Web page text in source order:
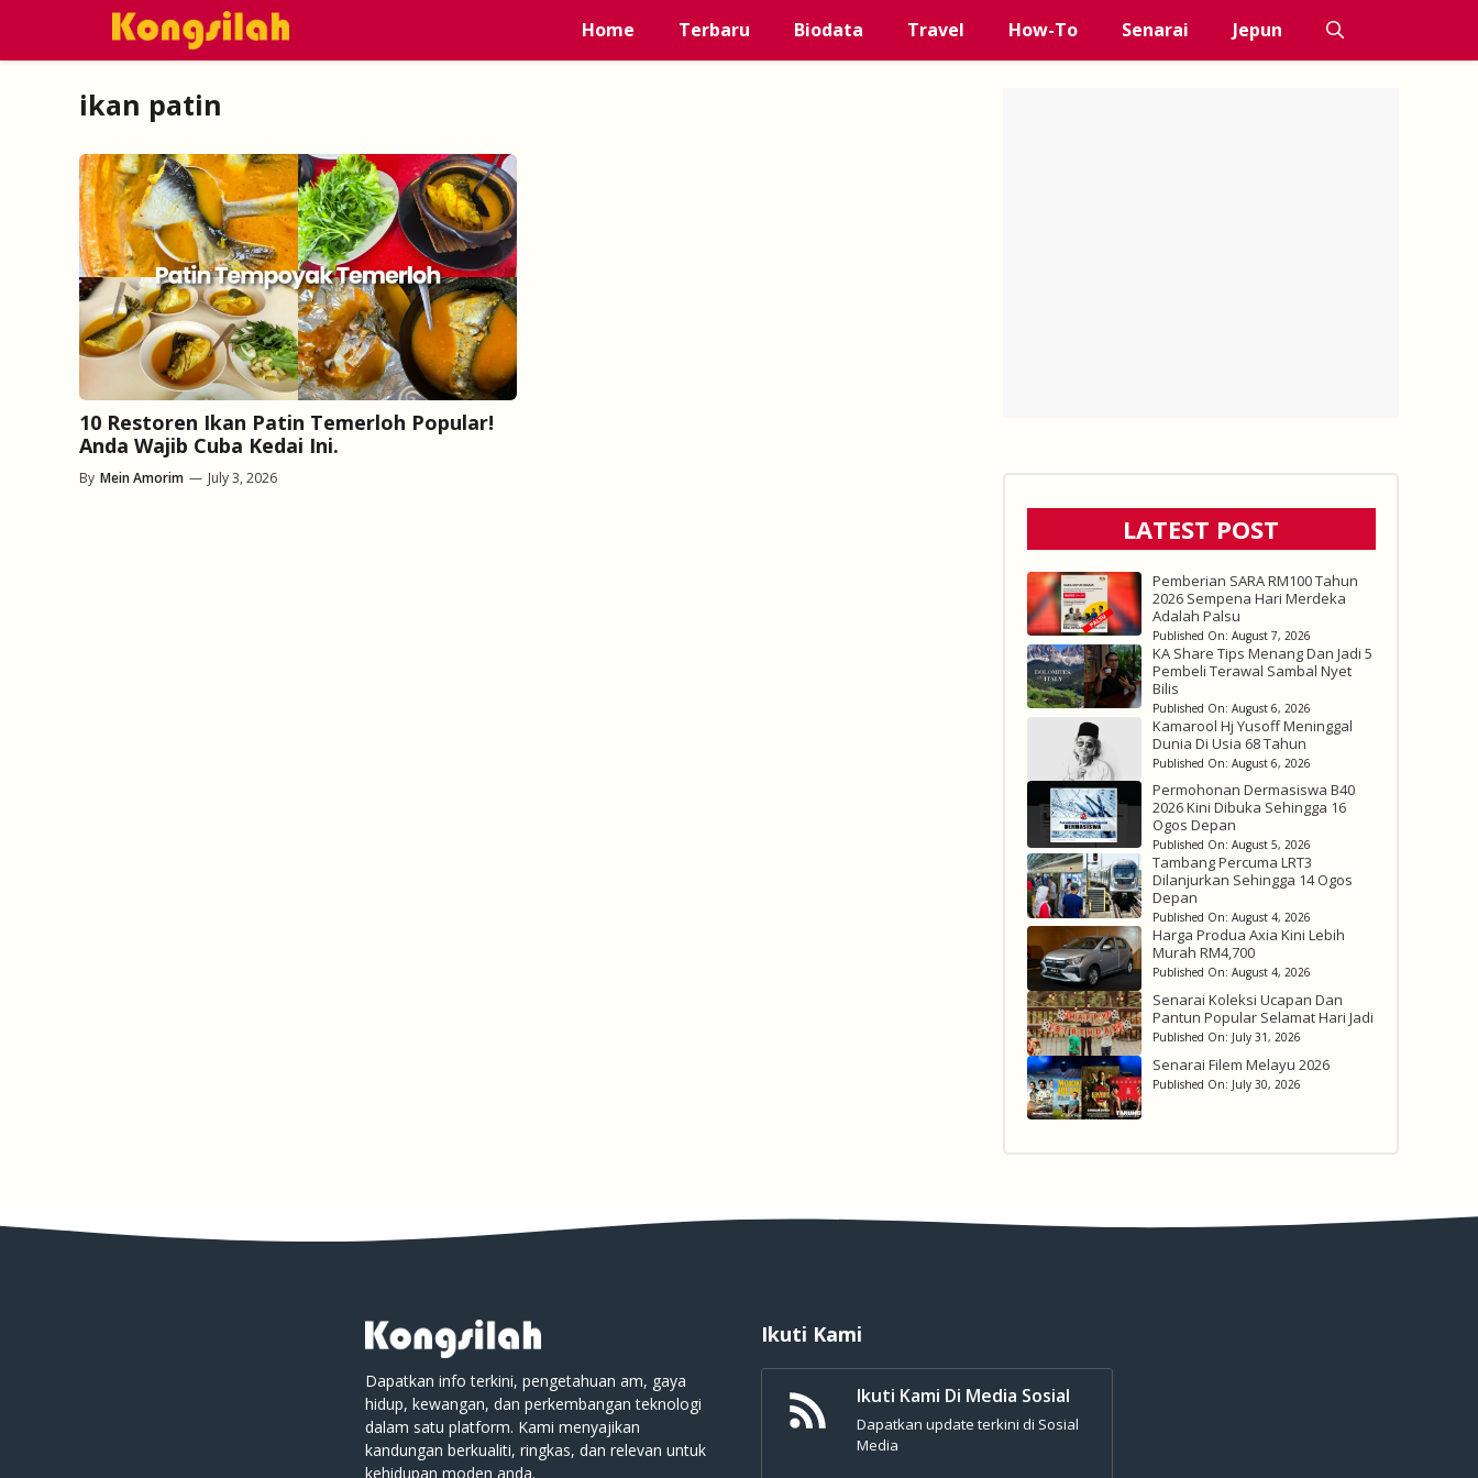
Home Terbaru Biodata Travel How-To Senarai Jepun
ikan patin
10 Restoren Ikan Patin Temerloh Popular!
Anda Wajib Cuba Kedai Ini.
By Mein Amorim — July 3, 2026
LATEST POST
Pemberian SARA RM100 Tahun
2026 Sempena Hari Merdeka
Adalah Palsu
Published On: August 7, 2026
KA Share Tips Menang Dan Jadi 5
Pembeli Terawal Sambal Nyet
Bilis
Published On: August 6, 2026
Kamarool Hj Yusoff Meninggal
Dunia Di Usia 68 Tahun
Published On: August 6, 2026
Permohonan Dermasiswa B40
2026 Kini Dibuka Sehingga 16
Ogos Depan
Published On: August 5, 2026
Tambang Percuma LRT3
Dilanjurkan Sehingga 14 Ogos
Depan
Published On: August 4, 2026
Harga Produa Axia Kini Lebih
Murah RM4,700
Published On: August 4, 2026
Senarai Koleksi Ucapan Dan
Pantun Popular Selamat Hari Jadi
Published On: July 31, 2026
Senarai Filem Melayu 2026
Published On: July 30, 2026
Dapatkan info terkini, pengetahuan am, gaya
hidup, kewangan, dan perkembangan teknologi
dalam satu platform. Kami menyajikan
kandungan berkualiti, ringkas, dan relevan untuk
kehidupan moden anda.
Ikuti Kami
Ikuti Kami Di Media Sosial
Dapatkan update terkini di Sosial
Media